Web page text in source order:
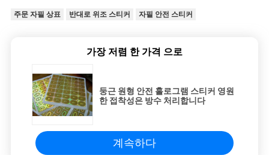
주문 자필 상표 반대로 위조 스티커 자필 안전 스티커
가장 저렴 한 가격 으로
둥근 원형 안전 홀로그램 스티커 영원
한 접착성은 방수 처리합니다
계속하다